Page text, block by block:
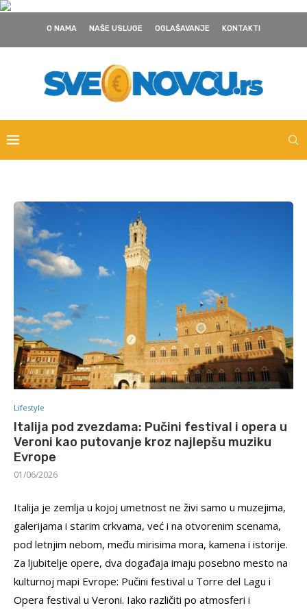
O NAMA NAŠE USLUGE OGLAŠAVANJE KONTAKTI
Lifestyle
Italija pod zvezdama: Pučini festival i opera u
Veroni kao putovanje kroz najlepšu muziku
Evrope
01/06/2026
Italija je zemlja u kojoj umetnost ne živi samo u muzejima,
galerijama i starim crkvama, već i na otvorenim scenama,
pod letnjim nebom, među mirisima mora, kamena i istorije.
Za ljubitelje opere, dva događaja imaju posebno mesto na
kulturnoj mapi Evrope: Pučini festival u Torre del Lagu i
Opera festival u Veroni. Iako različiti po atmosferi i